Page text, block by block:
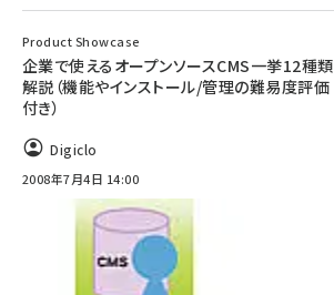
Product Showcase
企業で使えるオープンソースCMS一挙12種類
解説（機能やインストール/管理の難易度評価
付き）
Digiclo
2008年7月4日 14:00